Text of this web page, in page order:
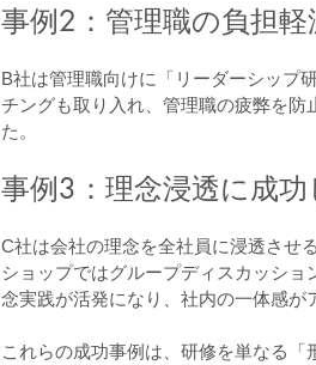
事例2：管理職の負担
B社は管理職向けに「リーダーシップ
チングも取り入れ、管理職の疲弊を
た。
事例3：理念浸透に成
C社は会社の理念を全社員に浸透させ
ショップではグループディスカッシ
念実践が活発になり、社内の一体感が
これらの成功事例は、研修を単なる